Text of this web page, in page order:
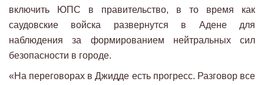
включить ЮПС в правительство, в то время как
саудовские войска развернутся в Адене для
наблюдения за формированием нейтральных сил
безопасности в городе.
«На переговорах в Джидде есть прогресс. Разговор все